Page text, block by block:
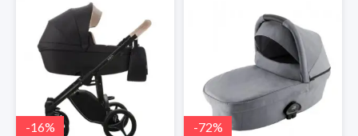
-16% -72%